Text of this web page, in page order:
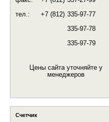
тел.:
+7 (812) 335-97-77
335-97-78
335-97-79
Цены сайта уточняйте у
менеджеров
Счетчик